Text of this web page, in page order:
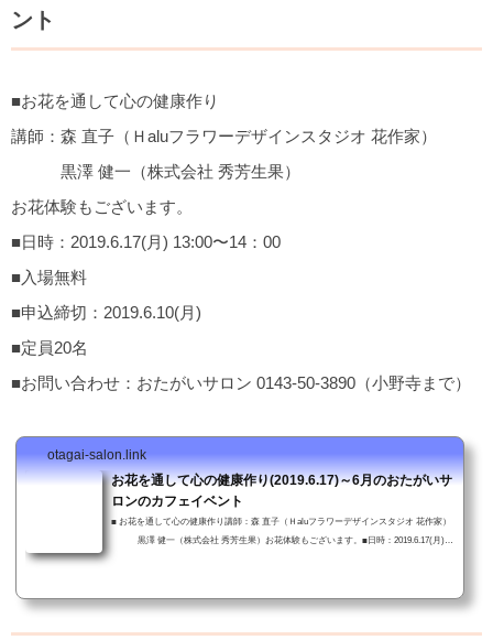
ント
■お花を通して心の健康作り
講師：森 直子（Ｈaluフラワーデザインスタジオ 花作家）
黒澤 健一（株式会社 秀芳生果）
お花体験もございます。
■日時：2019.6.17(月) 13:00〜14：00
■入場無料
■申込締切：2019.6.10(月)
■定員20名
■お問い合わせ：おたがいサロン 0143-50-3890（小野寺まで）
otagai-salon.link
お花を通して心の健康作り(2019.6.17)～6月のおたがいサ
ロンのカフェイベント
■ お花を通して心の健康作り講師：森 直子（Ｈaluフラワーデザインスタジオ 花作家）
黒澤 健一（株式会社 秀芳生果）お花体験もございます。■日時：2019.6.17(月) 1
ています。(てらっち)